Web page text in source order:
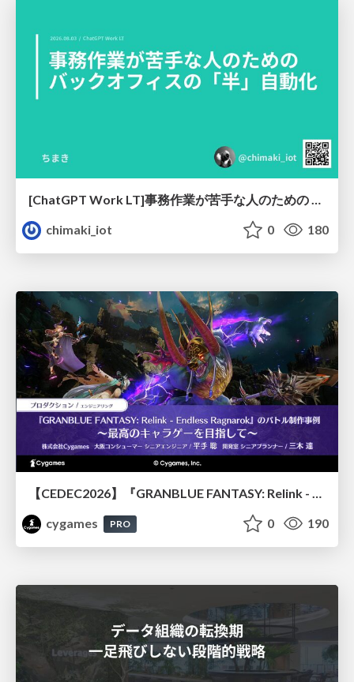
chimaki_iot
0 180
【CEDEC2026】『GRANBLUE FANTASY: Relink - Endless Ragnarok』のバトル制作事例 ～最高のキャラゲーを目指して～
cygames
PRO 0 190